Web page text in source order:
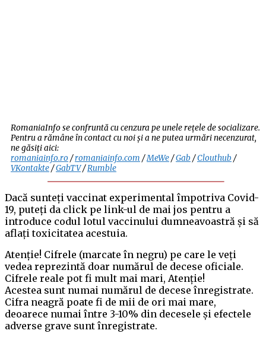
RomaniaInfo se confruntă cu cenzura pe unele rețele de socializare.
Pentru a rămâne în contact cu noi și a ne putea urmări necenzurat,
ne găsiți aici:
romaniainfo.ro/romaniainfo.com /MeWe/Gab /Clouthub /
VKontakte/GabTV/Rumble
Dacă sunteți vaccinat experimental împotriva Covid-
19, puteți da click pe link-ul de mai jos pentru a
introduce codul lotul vaccinului dumneavoastră și să
aflați toxicitatea acestuia.
Atenție! Cifrele (marcate în negru) pe care le veți
vedea reprezintă doar numărul de decese oficiale.
Cifrele reale pot fi mult mai mari, Atenție!
Acestea sunt numai numărul de decese înregistrate.
Cifra neagră poate fi de mii de ori mai mare,
deoarece numai între 3-10% din decesele și efectele
adverse grave sunt înregistrate.